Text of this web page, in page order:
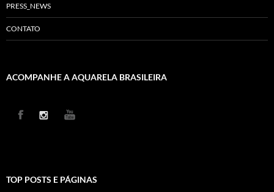
PRESS_NEWS
CONTATO
ACOMPANHE A AQUARELA BRASILEIRA
TOP POSTS E PÁGINAS